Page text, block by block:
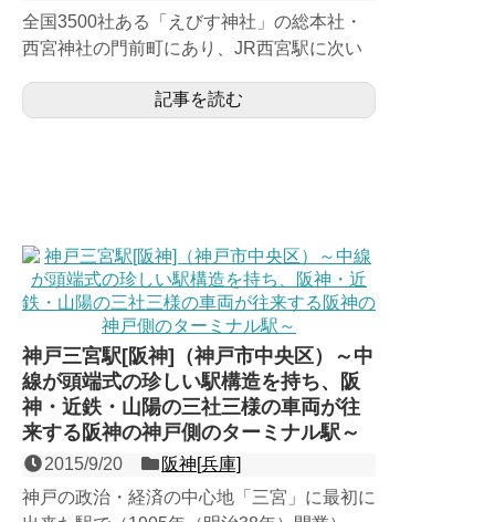
全国3500社ある「えびす神社」の総本社・
西宮神社の門前町にあり、JR西宮駅に次い
２面４線の高架駅。...記事を読む
神戸三宮駅[阪神]（神戸市中央区）～中
線が頭端式の珍しい駅構造を持ち、阪
神・近鉄・山陽の三社三様の車両が往
来する阪神の神戸側のターミナル駅～
2015/9/20
阪神[兵庫]
神戸の政治・経済の中心地「三宮」に最初に